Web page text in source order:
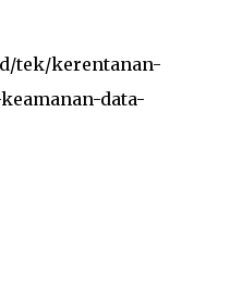
tek/kerentanan-
data-